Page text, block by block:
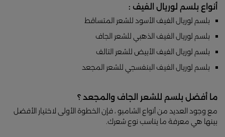
أنواع بلسم لوريال الفيف :
بلسم لوريال الفيف الأسود للشعر المتساقط
بلسم لوريال الفيف الذهبي للشعر الجاف
بلسم لوريال الفيف الأبيض للشعر التالف
بلسم لوريال الفيف البنفسجي للشعر المجعد
ما أفضل بلسم للشعر الجاف والمجعد ؟
مع وجود العديد من أنواع الشامبو ، فإن الخطوة الأولى لاختيار الأفضل
بينها هي معرفة ما يناسب نوع شعرك.